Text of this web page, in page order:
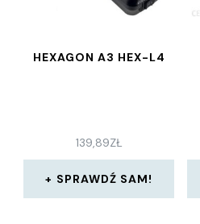
HEXAGON A3 HEX-L4
139,89ZŁ
SPRAWDŹ SAM!